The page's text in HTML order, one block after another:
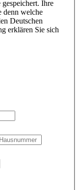
Ihre
denn welche
Deutschen
erklären Sie sich